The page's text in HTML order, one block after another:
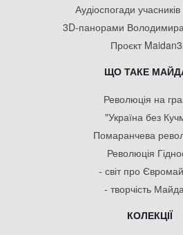
Аудіоспогади
3D-панорами
Проєкт
ЩО ТАКЕ
Революція на
"Україна без
Помаранчева
Революція
- світ про
- творчість
КОЛЕКЦІЇ